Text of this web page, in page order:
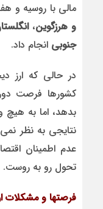
مالی با روسیه و
و هرزگوین،
جنوبی انجام داد.
در حالی که ارز
کشورها فرصت
بدهد، اما به
نتایجی به نظر
عدم اطمینان
تحول رو به روست.
فرصتها و مشکلات